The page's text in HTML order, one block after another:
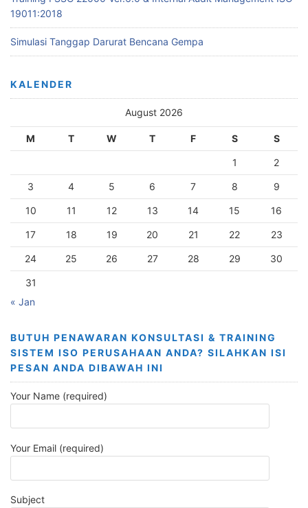
19011:2018
Simulasi Tanggap Darurat Bencana Gempa
KALENDER
August 2026
M T W T F S S
1 2
3 4 5 6 7 8 9
10 11 12 13 14 15 16
17 18 19 20 21 22 23
24 25 26 27 28 29 30
31
« Jan
BUTUH PENAWARAN KONSULTASI & TRAINING
SISTEM ISO PERUSAHAAN ANDA? SILAHKAN ISI
PESAN ANDA DIBAWAH INI
Your Name (required)
Your Email (required)
Subject